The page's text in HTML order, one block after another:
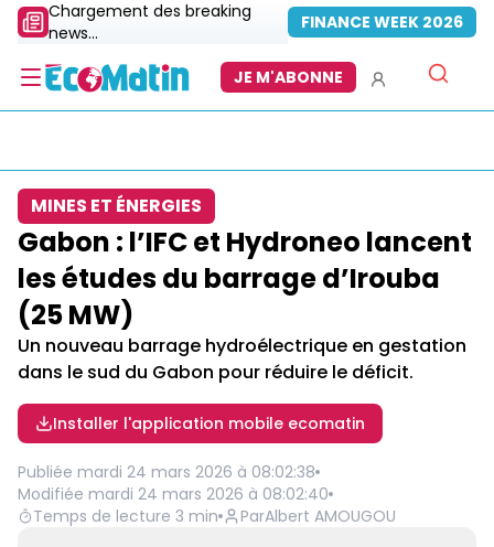
Chargement des breaking
news...
FINANCE WEEK 2026
JE M'ABONNE
MINES ET ÉNERGIES
Gabon : l’IFC et Hydroneo lancent
les études du barrage d’Irouba
(25 MW)
Un nouveau barrage hydroélectrique en gestation
dans le sud du Gabon pour réduire le déficit.
Installer l'application mobile ecomatin
Publiée mardi 24 mars 2026 à 08:02:38
Modifiée mardi 24 mars 2026 à 08:02:40
Temps de lecture 3 min ParAlbert AMOUGOU